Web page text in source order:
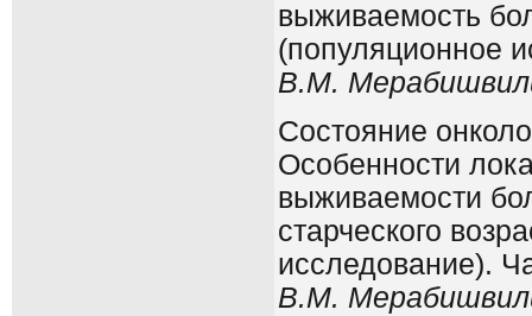
выживаемость
(популяционное
В.М.
Состояние
Особенности
выживаемости
старческого
исследование).
В.М.